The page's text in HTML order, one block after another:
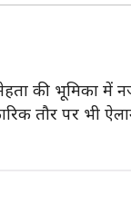
मेहता की भूमिका में
तौर पर भी